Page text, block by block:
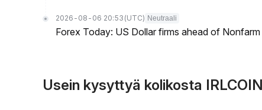
2026-08-06 20:53 (UTC) Neutraali
Forex Today: US Dollar firms ahead of
Usein kysyttyä kolikosta